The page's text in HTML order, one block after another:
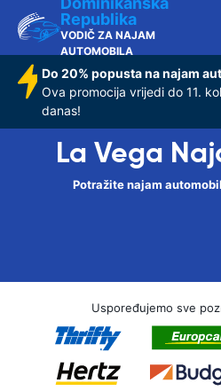
Republika
VODIČ ZA NAJAM
AUTOMOBILA
Do 20% popusta na najam
Ova promocija vrijedi do 11.
danas!
La Vega
Potražite najam
Uspoređujemo sve